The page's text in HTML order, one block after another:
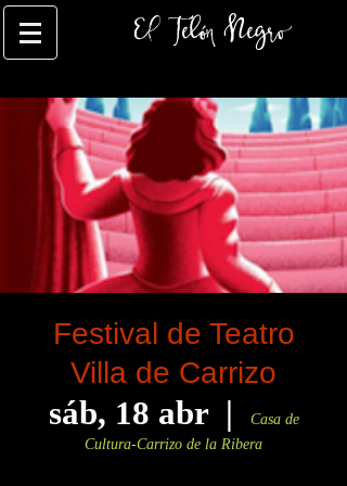
El Telón Negro
Festival de Teatro
Villa de Carrizo
sáb, 18 abr
  |
Casa de
Cultura-Carrizo de la Ribera